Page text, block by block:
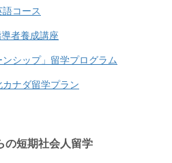
コース
者養成講座
ンシップ」留学プログラム
ナダ留学プラン
の短期社会人留学